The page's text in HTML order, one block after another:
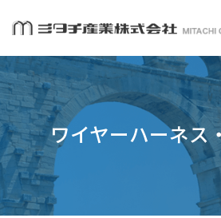
ワイヤーハーネス